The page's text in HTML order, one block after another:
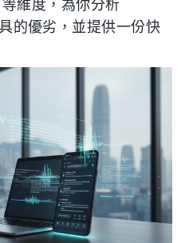
維度，為你分析
的優劣，並提供一份快